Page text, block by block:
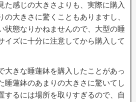
た感じの大きさよりも、実際に購入
の大きさに驚くこともありますし、
状態なりかねませんので、大型の睡
イズに十分に注意してから購入して
大きな睡蓮鉢を購入したことがあっ
睡蓮鉢のあまりの大きさに驚いてし
するには場所を取りすぎるので、自